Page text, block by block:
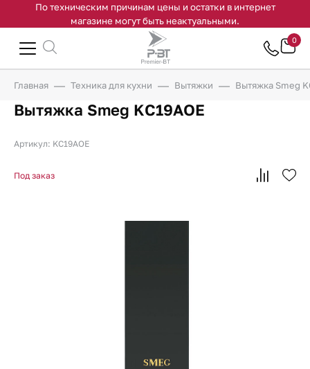
По техническим причинам цены и остатки в интернет
магазине могут быть неактуальными.
0
Главная Техника для кухни Вытяжки Вытяжка Smeg
Вытяжка Smeg KC19AOE
Артикул: KC19AOE
Под заказ